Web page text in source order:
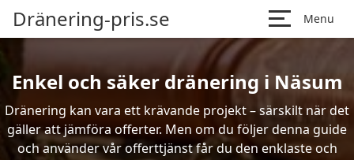
Dränering-pris.se Menu
Enkel och säker dränering i Näsum
Dränering kan vara ett krävande projekt – särskilt när det
gäller att jämföra offerter. Men om du följer denna guide
och använder vår offerttjänst får du den enklaste och